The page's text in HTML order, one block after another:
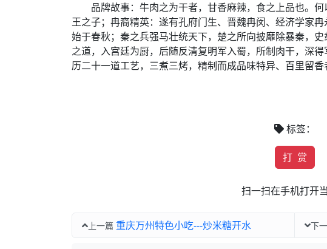
品牌故事：牛肉之为干者，甘香麻辣，食之上品也。何
王之子；冉裔精英：遂有孔府门生、晋魏冉闵、经济学家
始于春秋；秦之兵强马壮统天下，楚之所向披靡除暴秦，
之道，入宫廷为厨，后随反清复明军入蜀，所制肉干，深
历二十一道工艺，三煮三烤，精制而成品味特异、百里留香
标签：
打 赏
扫一扫在手机打开
上一篇 重庆万州特色小吃---炒米糖开水 下